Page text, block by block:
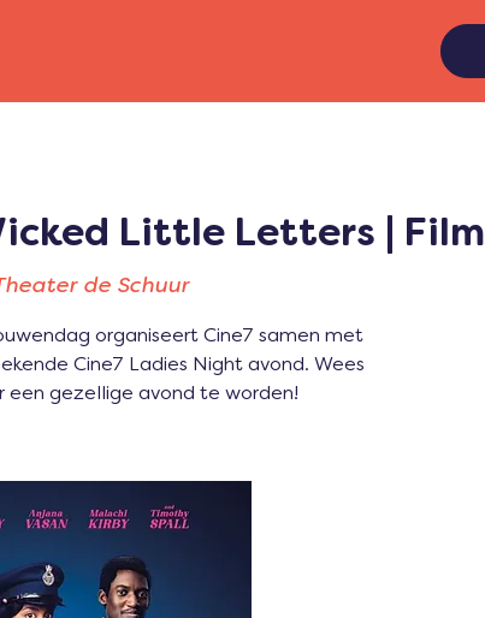
Little Letters | Film
de Schuur
organiseert Cine7 samen met
Cine7 Ladies Night avond. Wees
een gezellige avond te worden!